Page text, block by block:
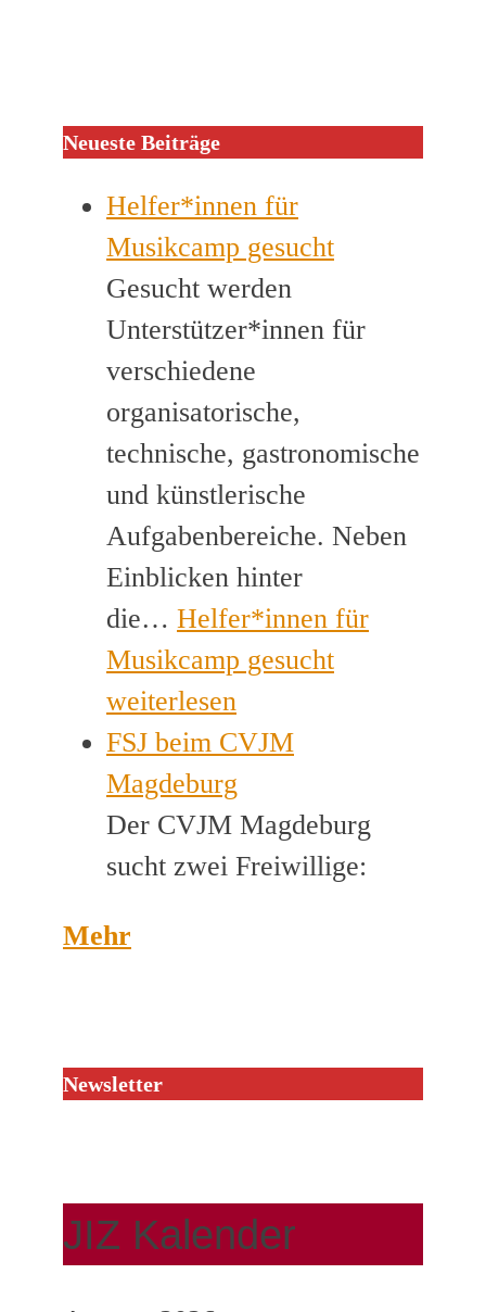
Neueste Beiträge
Helfer*innen für
Musikcamp gesucht
Gesucht werden
Unterstützer*innen für
verschiedene
organisatorische,
technische, gastronomische
und künstlerische
Aufgabenbereiche. Neben
Einblicken hinter
die… Helfer*innen für
Musikcamp gesucht
weiterlesen
FSJ beim CVJM
Magdeburg
Der CVJM Magdeburg
sucht zwei Freiwillige:
Mehr
Newsletter
JIZ Kalender